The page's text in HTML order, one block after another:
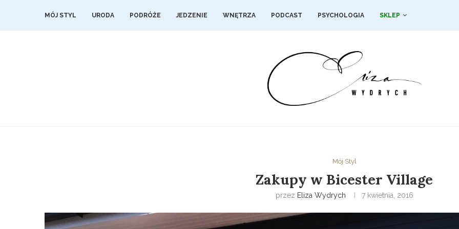
MÓJ STYL URODA PODRÓŻE JEDZENIE WNĘTRZA PODCAST PSYCHOLOGIA SKLEP
Mój Styl
Zakupy w Bicester Village
przez Eliza Wydrych 7 kwietnia, 2016